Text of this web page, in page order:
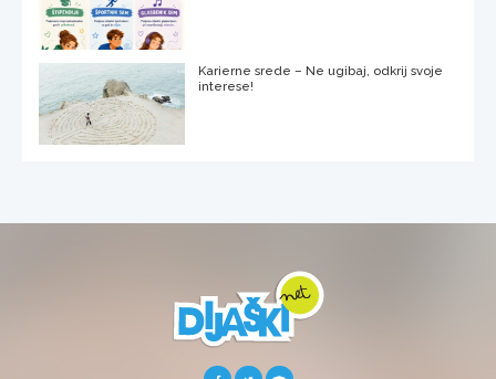
Karierne srede – Ne ugibaj, odkrij svoje
interese!